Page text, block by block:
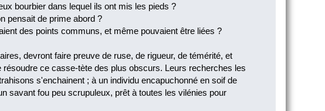
bourbier dans lequel ils ont mis les pieds ?
pensait de prime abord ?
des points communs, et même pouvaient être liées ?
devront faire preuve de ruse, de rigueur, de témérité, et
ce casse-tète des plus obscurs. Leurs recherches les
s'enchainent ; à un individu encapuchonné en soif de
savant fou peu scrupuleux, prêt à toutes les vilénies pour